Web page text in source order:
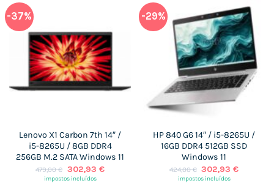
-37%
Lenovo X1 Carbon 7th 14″ /
i5-8265U / 8GB DDR4
256GB M.2 SATA Windows 11
479,00€ O
preço
302,93 €O
impostos incluídos
-29%
HP 840 G6 14″ / i5-8265U /
16GB DDR4 512GB SSD
Windows 11
424,00€ O
preço
302,93€O
impostos incluídos